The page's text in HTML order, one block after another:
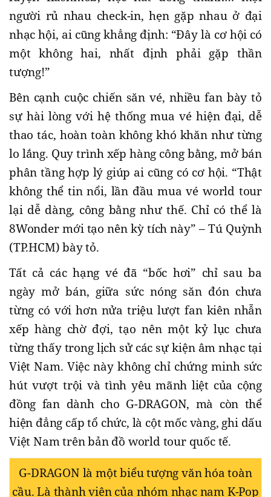
người rủ nhau check-in, hẹn gặp nhau ở đại
nhạc hội, ai cũng khẳng định: “Đây là cơ hội có
một không hai, nhất định phải gặp thần
tượng!”
Bên cạnh cuộc chiến săn vé, nhiều fan bày tỏ
sự hài lòng với hệ thống mua vé hiện đại, dễ
thao tác, hoàn toàn không khó khăn như từng
lo lắng. Quy trình xếp hàng công bằng, mở bán
phân tầng hợp lý giúp ai cũng có cơ hội. “Thật
không thể tin nổi, lần đầu mua vé world tour
lại dễ dàng, công bằng như thế. Chỉ có thể là
8Wonder mới tạo nên kỳ tích này” – Tú Quỳnh
(TP.HCM) bày tỏ.
Tất cả các hạng vé đã “bốc hơi” chỉ sau ba
ngày mở bán, giữa sức nóng săn đón chưa
từng có với hơn nửa triệu lượt fan kiên nhẫn
xếp hàng chờ đợi, tạo nên một kỷ lục chưa
từng thấy trong lịch sử các sự kiện âm nhạc tại
Việt Nam. Việc này không chỉ chứng minh sức
hút vượt trội và tình yêu mãnh liệt của cộng
đồng fan dành cho G-DRAGON, mà còn thể
hiện đẳng cấp tổ chức, là cột mốc vàng, ghi dấu
Việt Nam trên bản đồ world tour quốc tế.
G-DRAGON là một biểu tượng văn hóa toàn
cầu. Là thành viên của nhóm nhạc nam K-Pop